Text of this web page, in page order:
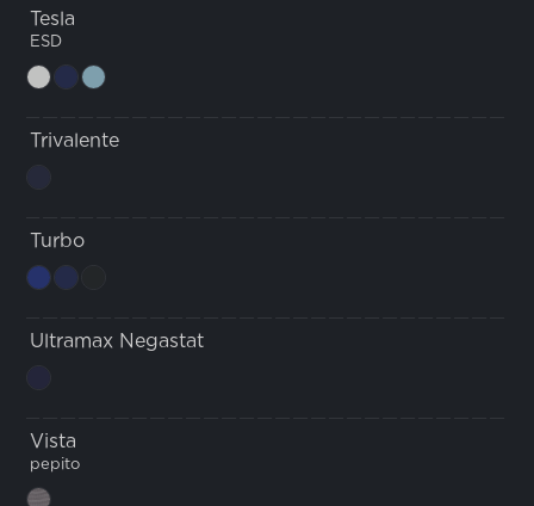
Tesla
ESD
Trivalente
Turbo
Ultramax Negastat
Vista
pepito